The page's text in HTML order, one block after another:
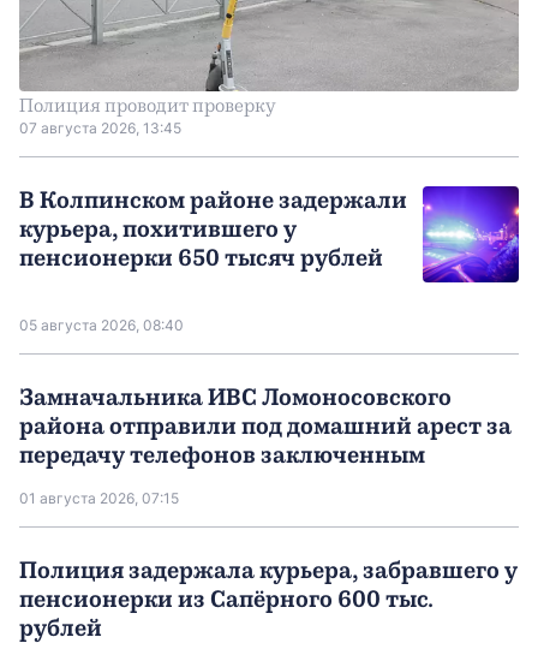
Полиция проводит проверку
07 августа 2026, 13:45
В Колпинском районе задержали
курьера, похитившего у
пенсионерки 650 тысяч рублей
05 августа 2026, 08:40
Замначальника ИВС Ломоносовского
района отправили под домашний арест за
передачу телефонов заключенным
01 августа 2026, 07:15
Полиция задержала курьера, забравшего у
пенсионерки из Сапёрного 600 тыс.
рублей